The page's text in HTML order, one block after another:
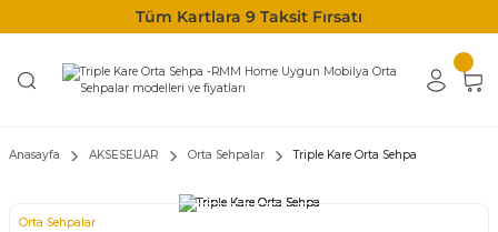
Tüm Kartlara 9 Taksit Fırsatı
Anasayfa AKSESEUAR Orta Sehpalar Triple Kare Orta Sehpa
Orta Sehpalar